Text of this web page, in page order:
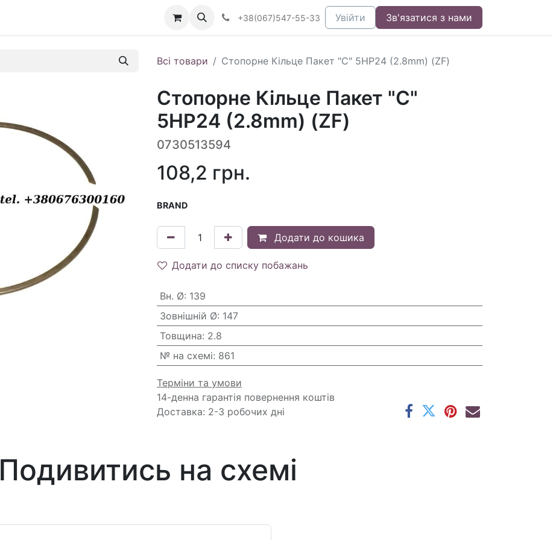
+38(067)547-55-33 Увійти Зв'язатися з нами
Всі товари Стопорне Кільце Пакет "C" 5HP24 (2.8mm) (ZF)
Стопорне Кільце Пакет "C"
5HP24 (2.8mm) (ZF)
0730513594
108,2 грн.
BRAND
Додати до кошика
Додати до списку побажань
Вн. Ø: 139
Зовнішній Ø: 147
Товщина: 2.8
№ на схемі: 861
Терміни та умови
14-денна гарантія повернення коштів
Доставка: 2-3 робочих дні
Подивитись на схемі